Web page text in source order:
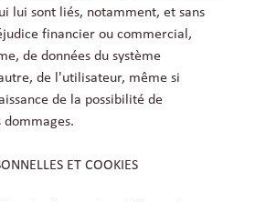
lui sont liés, notamment, et sans
financier ou commercial,
de données du système
de l'utilisateur, même si
de la possibilité de
dommages.
ET COOKIES